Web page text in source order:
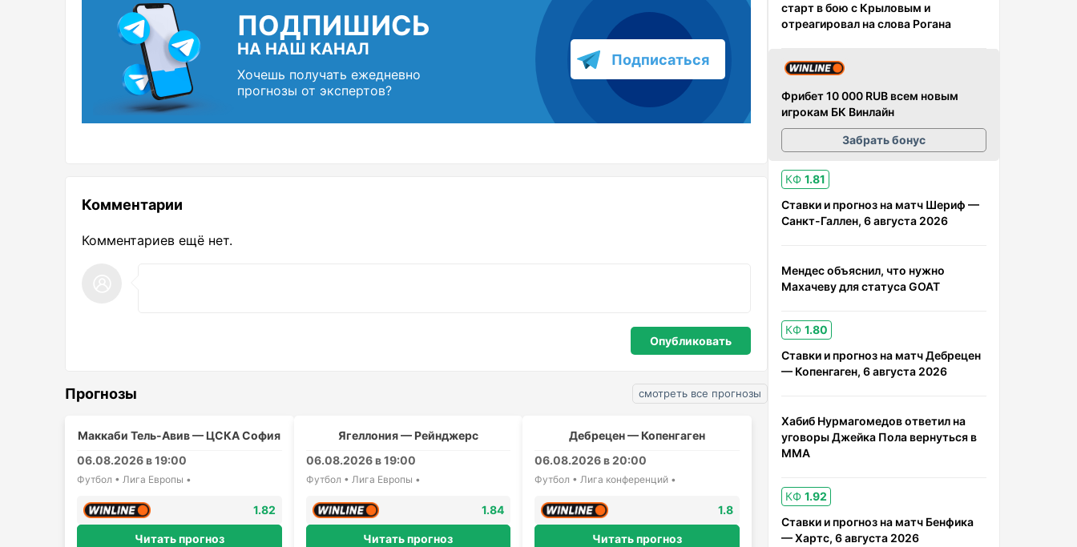
ПОДПИШИСЬ
НА НАШ КАНАЛ
Хочешь получать ежедневно
прогнозы от экспертов?
Подписаться
Комментарии
Комментариев ещё нет.
Прогнозы смотреть все прогнозы
Маккаби Тель-Авив — ЦСКА София
06.08.2026 в 19:00
Футбол • Лига Европы •
1.82
Читать прогноз
Ягеллония — Рейнджерс
06.08.2026 в 19:00
Футбол • Лига Европы •
1.84
Читать прогноз
Дебрецен — Копенгаген
06.08.2026 в 20:00
Футбол • Лига конференций •
1.8
Читать прогноз
старт в бою с Крыловым и
отреагировал на слова Рогана
Фрибет 10 000 RUB всем новым
игрокам БК Винлайн
Забрать бонус
КФ 1.81
Ставки и прогноз на матч Шериф —
Санкт-Галлен, 6 августа 2026
Мендес объяснил, что нужно
Махачеву для статуса GOAT
КФ 1.80
Ставки и прогноз на матч Дебрецен
— Копенгаген, 6 августа 2026
Хабиб Нурмагомедов ответил на
уговоры Джейка Пола вернуться в
ММА
КФ 1.92
Ставки и прогноз на матч Бенфика
— Хартс, 6 августа 2026